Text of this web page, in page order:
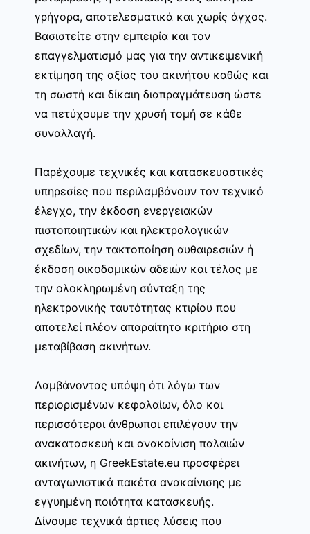
γρήγορα, αποτελεσματικά και χωρίς άγχος.
Βασιστείτε στην εμπειρία και τον
επαγγελματισμό μας για την αντικειμενική
εκτίμηση της αξίας του ακινήτου καθώς και
τη σωστή και δίκαιη διαπραγμάτευση ώστε
να πετύχουμε την χρυσή τομή σε κάθε
συναλλαγή.
Παρέχουμε τεχνικές και κατασκευαστικές
υπηρεσίες που περιλαμβάνουν τον τεχνικό
έλεγχο, την έκδοση ενεργειακών
πιστοποιητικών και ηλεκτρολογικών
σχεδίων, την τακτοποίηση αυθαιρεσιών ή
έκδοση οικοδομικών αδειών και τέλος με
την ολοκληρωμένη σύνταξη της
ηλεκτρονικής ταυτότητας κτιρίου που
αποτελεί πλέον απαραίτητο κριτήριο στη
μεταβίβαση ακινήτων.
Λαμβάνοντας υπόψη ότι λόγω των
περιορισμένων κεφαλαίων, όλο και
περισσότεροι άνθρωποι επιλέγουν την
ανακατασκευή και ανακαίνιση παλαιών
ακινήτων, η GreekEstate.eu προσφέρει
ανταγωνιστικά πακέτα ανακαίνισης με
εγγυημένη ποιότητα κατασκευής.
Δίνουμε τεχνικά άρτιες λύσεις που